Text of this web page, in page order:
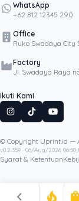
WhatsApp
+62 812 12345 290
Office
Ruko Swadaya City
Factory
Jl. Swadaya Raya
Ikuti Kami
© Copyright Uprint.id —
v0.2.359 · 06/Aug/2026 06:50
Syarat & Ketentuan
chevron_left local_fire_department